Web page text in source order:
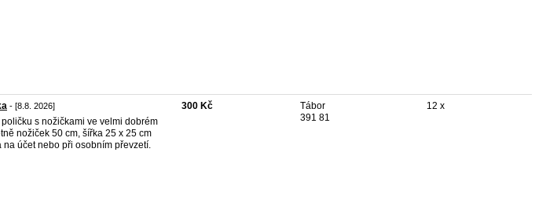
- [8.8. 2026]
s nožičkami ve velmi dobrém
nožiček 50 cm, šířka 25 x 25 cm
účet nebo při osobním převzetí.
300 Kč
Tábor
391 81
12 x